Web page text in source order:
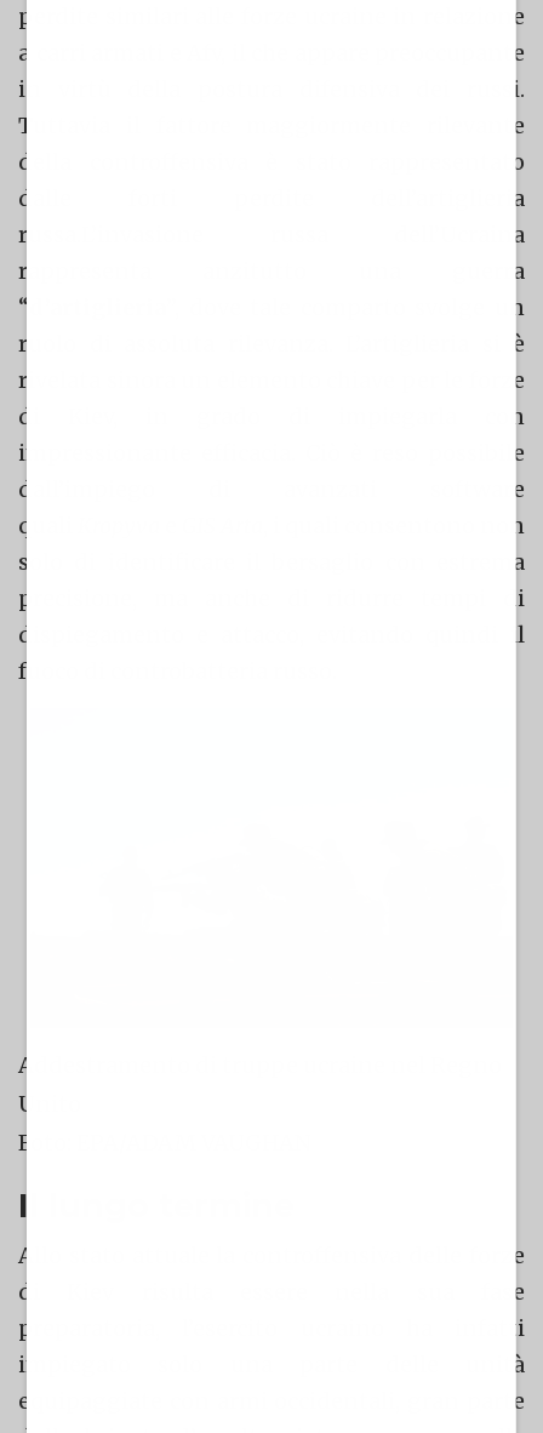
perdite similari alle forze ucraine in relazione
a carri armati e Afv, il che appare preoccupante
in virtù della postura difensiva dei russi.
Tuttavia il fattore maggiormente rilevante
della controffensiva è stato rappresentato
dalle forti perdite dell’artiglieria
russa.L’invasione russa dell’Ucraina
rappresenta anzitutto una guerra
“
”, dove tale comparto svolge un
ruolo di assoluta rilevanza. L’artiglieria si è
rivelata sinora un elemento chiave per le forze
di Kiev, in grado di impiegarla con
impressionante efficacia. Ciò è reso possibile
dall’impiego di avanzati software
quali
, i quali consentono non
solo di identificare il bersaglio con estrema
precisione, ma anche di ridurre tempi di
dispiegamento e attacco, evitando quindi il
fuoco di controbatteria russo.
Addestramento di truppe ucraine nel Regno
Unito
Foto: EPA/ADAM VAUGHAN
Il lungo termine
Allo stato attuale la controffensiva delle forze
di Kiev risulta essere nella sua fase
preparatoria, l’esercito ucraino ha infatti
impiegato solo una parte delle unità
equipaggiate con armi occidentali, gran parte